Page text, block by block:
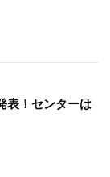
表！センターは